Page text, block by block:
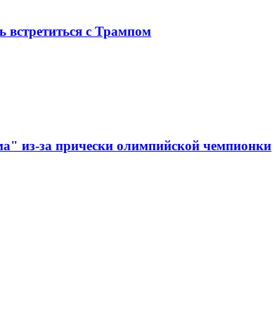
с Трампом
из-за прически олимпийской чемпионки